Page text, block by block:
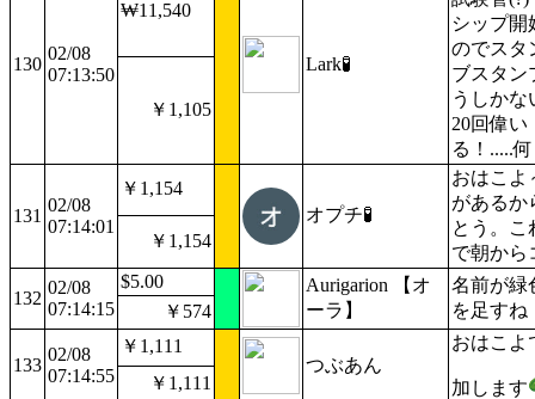
130
02/08
07:13:50
₩11,540
Lark🧪
シップ開
のでスタ
ブスタン
うしか
20回偉
る！.....
￥1,105
131
02/08
07:14:01
￥1,154
オプチ🧪
おはこよ
があるか
とう。こ
で朝から
￥1,154
132
02/08
07:14:15
$5.00
Aurigarion 【オ
ーラ】
名前が緑
を足すね
￥574
133
02/08
07:14:55
￥1,111
つぶあん
おはこよ
加します
￥1,111